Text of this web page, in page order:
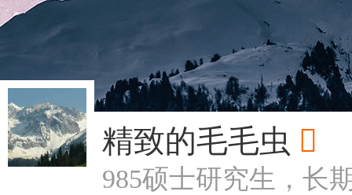
精致的毛毛虫 
985硕士研究生，长